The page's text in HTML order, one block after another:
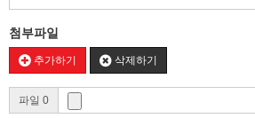
첨부파일
추가하기 삭제하기
파일 0